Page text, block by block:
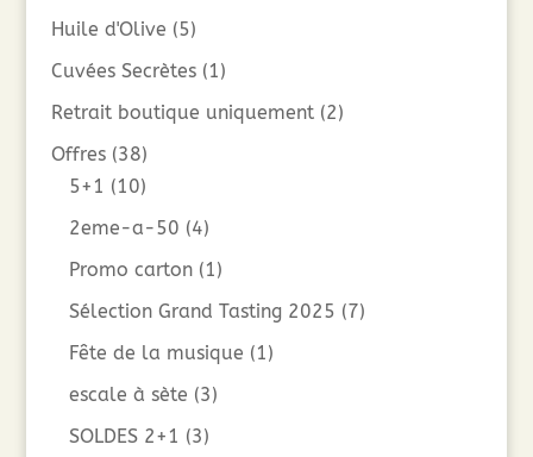
Huile d'Olive (5)
Cuvées Secrètes (1)
Retrait boutique uniquement (2)
Offres (38)
5+1 (10)
2eme-a-50 (4)
Promo carton (1)
Sélection Grand Tasting 2025 (7)
Fête de la musique (1)
escale à sète (3)
SOLDES 2+1 (3)